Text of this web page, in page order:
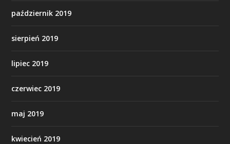
październik 2019
sierpień 2019
lipiec 2019
czerwiec 2019
maj 2019
kwiecień 2019